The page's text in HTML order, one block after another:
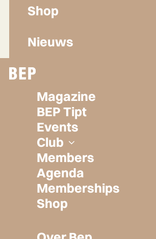
Magazine
BEP Tipt
Events
Club
Members
Agenda
Memberships
Shop
Shop
Nieuws
Lidmaatschap
Herroepen
Privacy policy
Algemene voorwaarden